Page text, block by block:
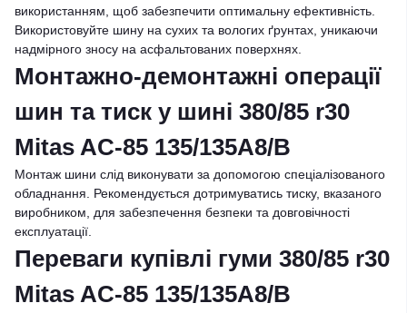
використанням, щоб забезпечити оптимальну ефективність.
Використовуйте шину на сухих та вологих ґрунтах, уникаючи
надмірного зносу на асфальтованих поверхнях.
Монтажно-демонтажні операції
шин та тиск у шині 380/85 r30
Mitas AC-85 135/135A8/B
Монтаж шини слід виконувати за допомогою спеціалізованого
обладнання. Рекомендується дотримуватись тиску, вказаного
виробником, для забезпечення безпеки та довговічності
експлуатації.
Переваги купівлі гуми 380/85 r30
Mitas AC-85 135/135A8/B